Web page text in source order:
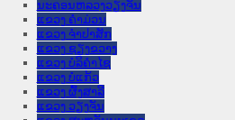
ນະ​ຄອນ​ຫລວງວຽງຈັນ
ແຂວງ ຄໍາມ່ວນ
ແຂວງ ຈໍາປາສັກ
ແຂວງ ຊຽງຂວາງ
ແຂວງ ບໍລິຄໍາໄຊ
ແຂວງ ບໍ່ແກ້ວ
ແຂວງ ຜົ້ງສາລີ
ແຂວງ ວຽງຈັນ